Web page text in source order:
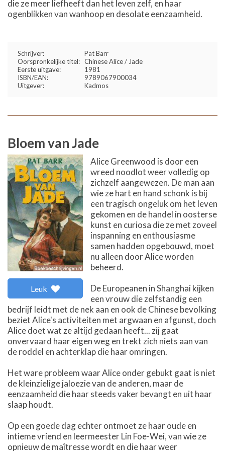
die ze meer liefheeft dan het leven zelf, en haar
ogenblikken van wanhoop en desolate eenzaamheid.
Schrijver:
Pat Barr
Oorspronkelijke titel: Chinese Alice / Jade
Eerste uitgave:
1981
ISBN/EAN:
9789067900034
Uitgever:
Kadmos
Bloem van Jade
Leuk
Alice Greenwood is door een
wreed noodlot weer volledig op
zichzelf aangewezen. De man aan
wie ze hart en hand schonk is bij
een tragisch ongeluk om het leven
gekomen en de handel in oosterse
kunst en curiosa die ze met zoveel
inspanning en enthousiasme
samen hadden opgebouwd, moet
nu alleen door Alice worden
beheerd.
De Europeanen in Shanghai kijken
een vrouw die zelfstandig een
bedrijf leidt met de nek aan en ook de Chinese bevolking
beziet Alice's activiteiten met argwaan en afgunst, doch
Alice doet wat ze altijd gedaan heeft... zij gaat
onvervaard haar eigen weg en trekt zich niets aan van
de roddel en achterklap die haar omringen.
Het ware probleem waar Alice onder gebukt gaat is niet
de kleinzielige jaloezie van de anderen, maar de
eenzaamheid die haar steeds vaker bevangt en uit haar
slaap houdt.
Op een goede dag echter ontmoet ze haar oude en
intieme vriend en leermeester Lin Foe-Wei, van wie ze
opnieuw de maîtresse wordt en die haar weer